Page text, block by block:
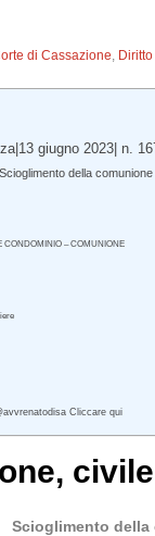
di Cassazione,
giugno 2023| n.
della
CONDOMINIO – COMUNIONE
Cliccare qui
, civile
Scioglimento